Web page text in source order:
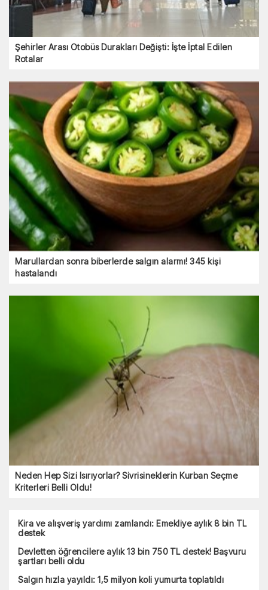
Şehirler Arası Otobüs Durakları Değişti: İşte İptal Edilen
Rotalar
Marullardan sonra biberlerde salgın alarmı! 345 kişi
hastalandı
Neden Hep Sizi Isırıyorlar? Sivrisineklerin Kurban Seçme
Kriterleri Belli Oldu!
Kira ve alışveriş yardımı zamlandı: Emekliye aylık 8 bin TL
destek
Devletten öğrencilere aylık 13 bin 750 TL destek! Başvuru
şartları belli oldu
Salgın hızla yayıldı: 1,5 milyon koli yumurta toplatıldı